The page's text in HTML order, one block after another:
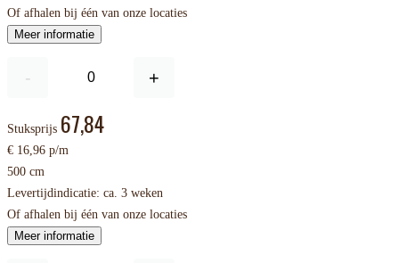
Of afhalen bij één van onze locaties
Meer informatie
- +
Stuksprijs 67,84
€ 16,96 p/m
500 cm
Levertijdindicatie: ca. 3 weken
Of afhalen bij één van onze locaties
Meer informatie